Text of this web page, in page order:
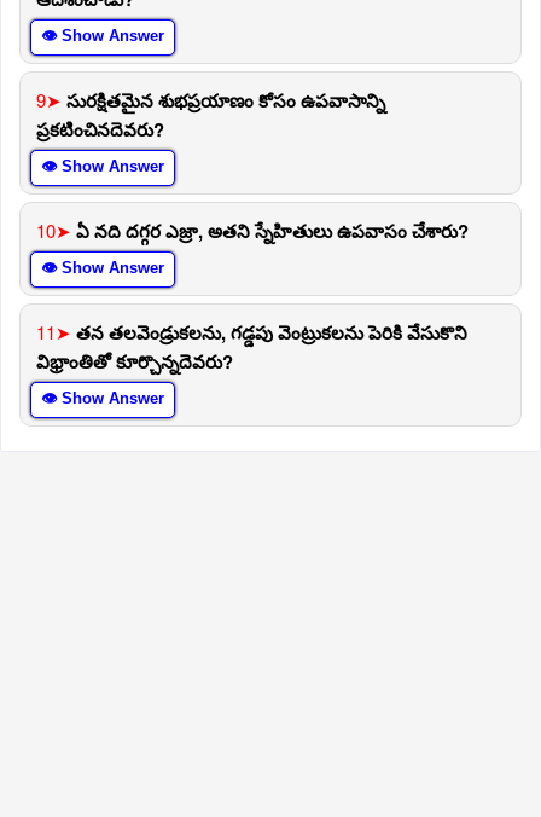
👁 Show Answer
9➤ సురక్షితమైన శుభప్రయాణం కోసం ఉపవాసాన్ని
ప్రకటించినదెవరు?
👁 Show Answer
10➤ ఏ నది దగ్గర ఎజ్రా, అతని స్నేహితులు ఉపవాసం చేశారు?
👁 Show Answer
11➤ తన తలవెండ్రుకలను, గడ్డపు వెంట్రుకలను పెరికి వేసుకొని
విభ్రాంతితో కూర్చొన్నదెవరు?
👁 Show Answer